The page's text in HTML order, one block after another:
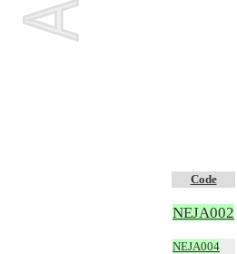
Code
NEJA002
NEJA004